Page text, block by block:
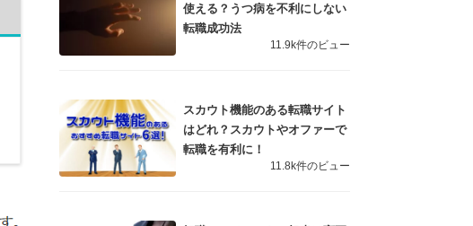
使える？うつ病を不利にしない
転職成功法
11.9k件のビュー
スカウト機能のある転職サイト
はどれ？スカウトやオファーで
転職を有利に！
11.8k件のビュー